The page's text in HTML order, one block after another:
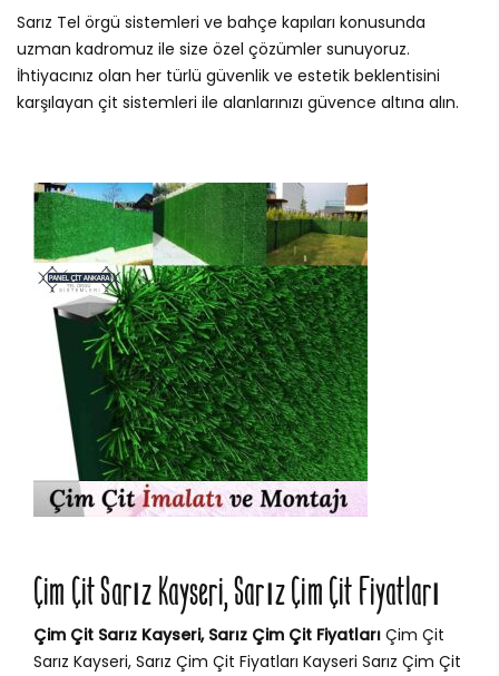
Sarız Tel örgü sistemleri ve bahçe kapıları konusunda
uzman kadromuz ile size özel çözümler sunuyoruz.
İhtiyacınız olan her türlü güvenlik ve estetik beklentisini
karşılayan çit sistemleri ile alanlarınızı güvence altına alın.
Çim Çit Sarız Kayseri, Sarız Çim Çit Fiyatları
Çim Çit Sarız Kayseri, Sarız Çim Çit Fiyatları Çim Çit
Sarız Kayseri, Sarız Çim Çit Fiyatları Kayseri Sarız Çim Çit